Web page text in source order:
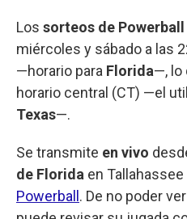
Los sorteos de Powerball
miércoles y sábado a las
—horario para Florida—, lo
horario central (CT) —el
Texas—.
Se transmite en vivo
de Florida en Tallahassee
Powerball . De no poder